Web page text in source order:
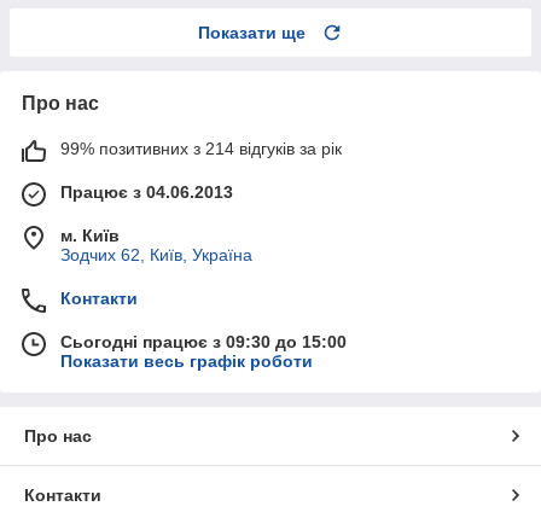
Показати ще
Про нас
99% позитивних з 214 відгуків за рік
Працює з 04.06.2013
м. Київ
Зодчих 62, Київ, Україна
Контакти
Сьогодні працює з 09:30 до 15:00
Показати весь графік роботи
Про нас
Контакти